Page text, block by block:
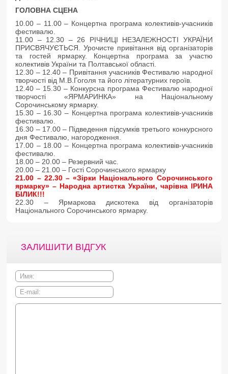
ГОЛОВНА СЦЕНА
10.00 – 11.00 – Концертна програма колективів-учасників
фестивалю.
11.00 – 12.30 – 26 РІЧНИЦІ НЕЗАЛЕЖНОСТІ УКРАЇНИ
ПРИСВЯЧУЄТЬСЯ. Урочисте привітання від організаторів
та гостей ярмарку. Концертна програма за участю
колективів України та Полтавської області.
12.30 – 12.40 – Привітання учасників Фестивалю народної
творчості від М.В.Гоголя та його літературних героїв.
12.40 – 15.30 – Конкурсна програма Фестивалю народної
творчості «ЯРМАРИНКА» на Національному
Сорочинському ярмарку.
15.30 – 16.30 – Концертна програма колективів-учасників
фестивалю.
16.30 – 17.00 – Підведення підсумків третього конкурсного
дня Фестивалю, нагородження.
17.00 – 18.00 – Концертна програма колективів-учасників
фестивалю.
18.00 – 20.00 – Резервний час.
20.00 – 21.00 – Гості Сорочинського ярмарку
21.00 – 22.30 – «Зірки Національного Сорочинського
ярмарку» – Народна артистка України, чарівна ІРИНА
БІЛИК!!!
22.30 – Ярмаркова дискотека від організаторів
Національного Сорочинського ярмарку.
ЗАЛИШИТИ ВІДГУК